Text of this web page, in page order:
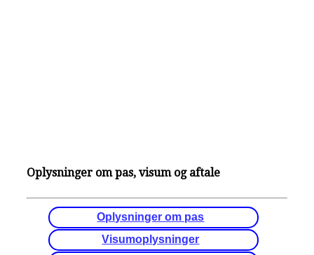
Oplysninger om pas, visum og aftale
Oplysninger om pas
Visumoplysninger